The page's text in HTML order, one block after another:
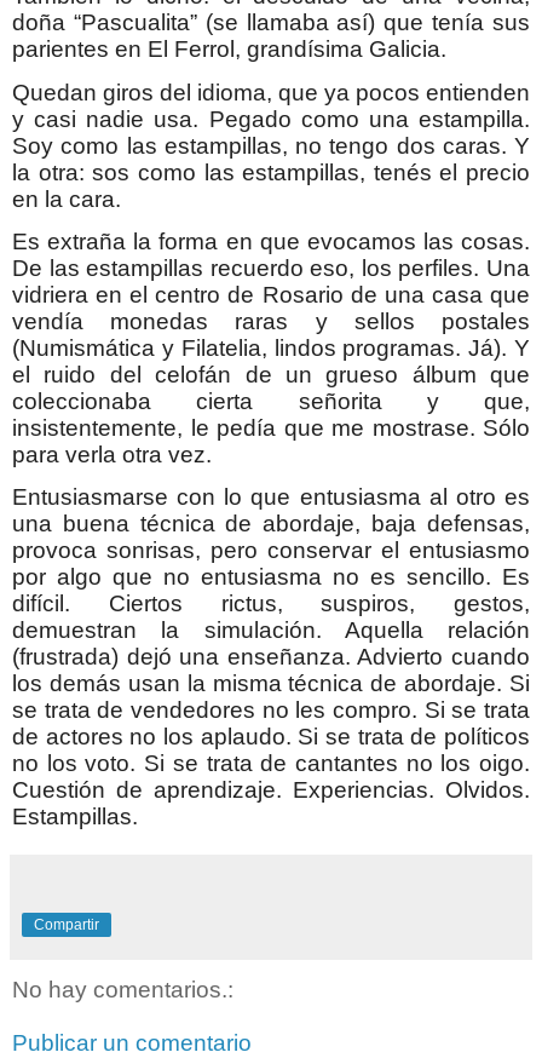
doña “Pascualita” (se llamaba así) que tenía sus
parientes en El Ferrol, grandísima Galicia.
Quedan giros del idioma, que ya pocos entienden
y casi nadie usa. Pegado como una estampilla.
Soy como las estampillas, no tengo dos caras. Y
la otra: sos como las estampillas, tenés el precio
en la cara.
Es extraña la forma en que evocamos las cosas.
De las estampillas recuerdo eso, los perfiles. Una
vidriera en el centro de Rosario de una casa que
vendía monedas raras y sellos postales
(Numismática y Filatelia, lindos programas. Já). Y
el ruido del celofán de un grueso álbum que
coleccionaba cierta señorita y que,
insistentemente, le pedía que me mostrase. Sólo
para verla otra vez.
Entusiasmarse con lo que entusiasma al otro es
una buena técnica de abordaje, baja defensas,
provoca sonrisas, pero conservar el entusiasmo
por algo que no entusiasma no es sencillo. Es
difícil. Ciertos rictus, suspiros, gestos,
demuestran la simulación. Aquella relación
(frustrada) dejó una enseñanza. Advierto cuando
los demás usan la misma técnica de abordaje. Si
se trata de vendedores no les compro. Si se trata
de actores no los aplaudo. Si se trata de políticos
no los voto. Si se trata de cantantes no los oigo.
Cuestión de aprendizaje. Experiencias. Olvidos.
Estampillas.
Compartir
No hay comentarios.:
Publicar un comentario